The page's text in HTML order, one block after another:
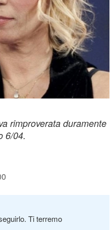
rimproverata duramente
6/04.
Ti terremo